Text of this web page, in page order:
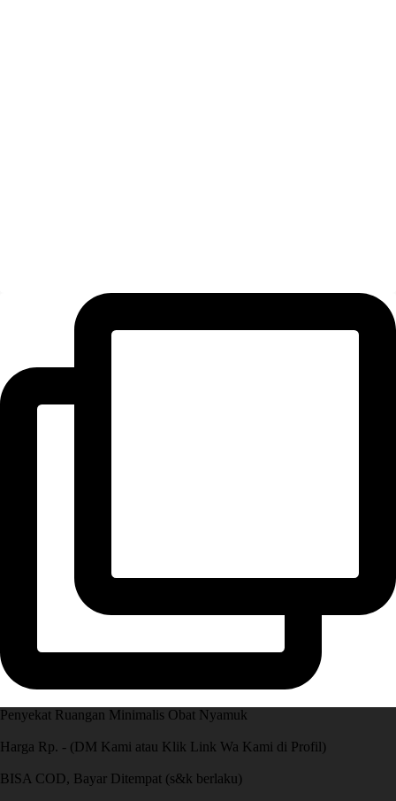
Penyekat Ruangan Minimalis Obat Nyamuk
Harga Rp. - (DM Kami atau Klik Link Wa Kami di Profil)
BISA COD, Bayar Ditempat (s&k berlaku)